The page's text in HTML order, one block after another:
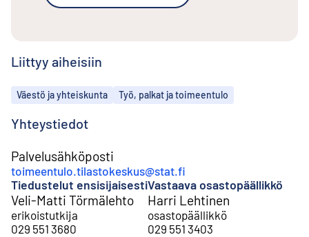
Liittyy aiheisiin
Aiheet
Väestö ja yhteiskunta Työ, palkat ja toimeentulo
Yhteystiedot
Palvelusähköposti
toimeentulo.tilastokeskus@stat.fi
Tiedustelut ensisijaisesti
Veli-Matti Törmälehto
erikoistutkija
029 551 3680
Vastaava osastopäällikkö
Harri Lehtinen
osastopäällikkö
029 551 3403